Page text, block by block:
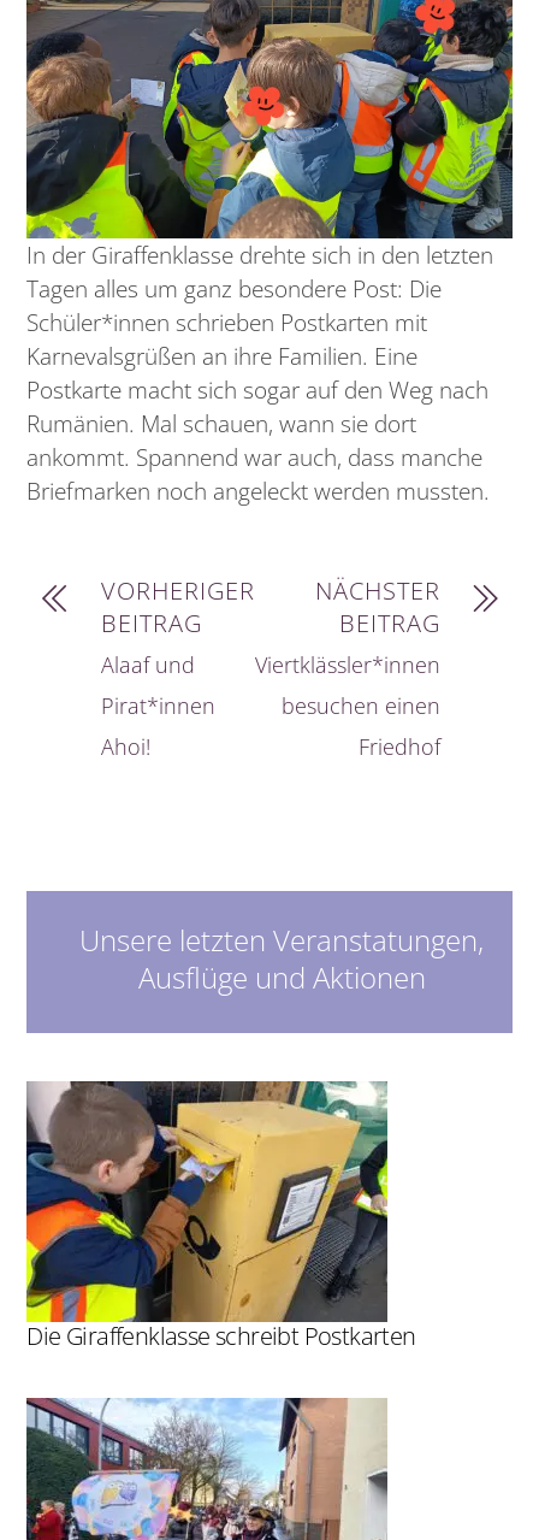
In der Giraffenklasse drehte sich in den letzten
Tagen alles um ganz besondere Post: Die
Schüler*innen schrieben Postkarten mit
Karnevalsgrüßen an ihre Familien. Eine
Postkarte macht sich sogar auf den Weg nach
Rumänien. Mal schauen, wann sie dort
ankommt. Spannend war auch, dass manche
Briefmarken noch angeleckt werden mussten.
VORHERIGER
BEITRAG
Alaaf und
Pirat*innen
Ahoi!
NÄCHSTER
BEITRAG
Viertklässler*innen
besuchen einen
Friedhof
Unsere letzten Veranstatungen,
Ausflüge und Aktionen
Die Giraffenklasse schreibt Postkarten